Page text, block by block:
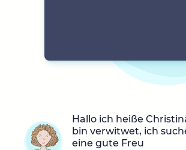
Hallo ich heiße
bin verwitwet, ich
eine gute Freu